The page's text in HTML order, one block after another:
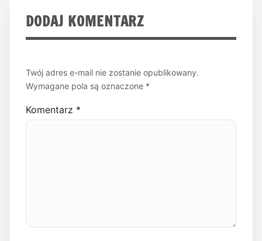
DODAJ KOMENTARZ
Twój adres e-mail nie zostanie opublikowany.
Wymagane pola są oznaczone *
Komentarz *